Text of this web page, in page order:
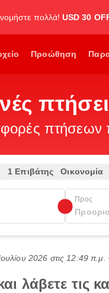
πολλά! USD 30
Προώθηση
πτήσεων
1 Επιβάτης Οικονομία
Προς
2026 στις 12:49
λάβετε